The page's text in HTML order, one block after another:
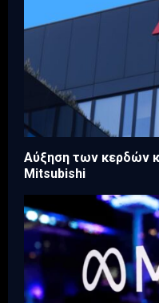
Aύξηση των κερδών
Mitsubishi